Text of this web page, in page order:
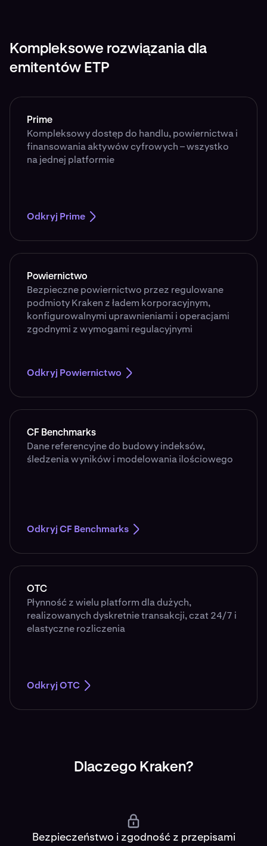
Kompleksowe rozwiązania dla
emitentów ETP
Prime
Kompleksowy dostęp do handlu, powiernictwa i
finansowania aktywów cyfrowych – wszystko
na jednej platformie
Odkryj Prime
Powiernictwo
Bezpieczne powiernictwo przez regulowane
podmioty Kraken z ładem korporacyjnym,
konfigurowalnymi uprawnieniami i operacjami
zgodnymi z wymogami regulacyjnymi
Odkryj Powiernictwo
CF Benchmarks
Dane referencyjne do budowy indeksów,
śledzenia wyników i modelowania ilościowego
Odkryj CF Benchmarks
OTC
Płynność z wielu platform dla dużych,
realizowanych dyskretnie transakcji, czat 24/7 i
elastyczne rozliczenia
Odkryj OTC
Dlaczego Kraken?
Bezpieczeństwo i zgodność z przepisami